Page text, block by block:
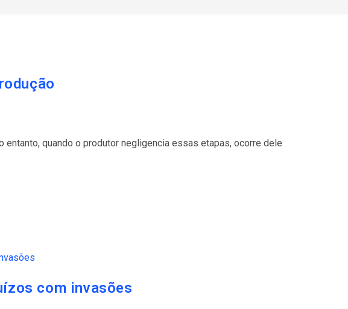
quando o produtor negligencia essas etapas, ocorre dele
com invasões